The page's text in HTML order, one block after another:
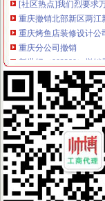
重庆撤销北部新区两
重庆烤鱼店装修设计公
重庆分公司撤销
新世纪（002280）撤
TCL手机渠道大变革取
重庆转让绿建筑标识取
代理注销分公司
公司注销_北京公司注
【58同城】邯郸丛台市
【58同城】柳州鱼峰
代办注销分公司
代办花都公司公司注
【图】公司执照被吊销
【赣州公司注册代办子